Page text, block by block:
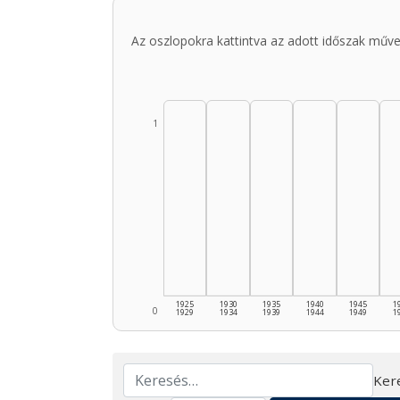
Az oszlopokra kattintva az adott időszak
0
1
1925
1929
1930
1934
1935
1939
1940
1944
1945
1949